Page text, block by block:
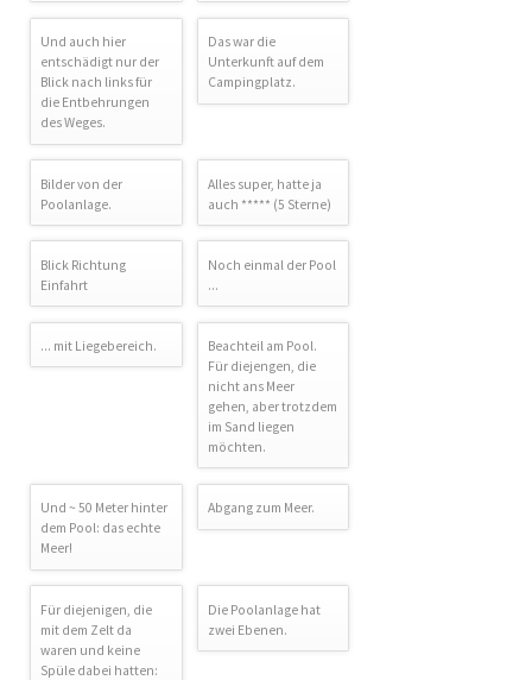
Und auch hier
entschädigt nur der
Blick nach links für
die Entbehrungen
des Weges.
Das war die
Unterkunft auf dem
Campingplatz.
Bilder von der
Poolanlage.
Alles super, hatte ja
auch ***** (5 Sterne)
Blick Richtung
Einfahrt
Noch einmal der Pool
...
... mit Liegebereich.
Beachteil am Pool.
Für diejengen, die
nicht ans Meer
gehen, aber trotzdem
im Sand liegen
möchten.
Und ~ 50 Meter hinter
dem Pool: das echte
Meer!
Abgang zum Meer.
Für diejenigen, die
mit dem Zelt da
waren und keine
Spüle dabei hatten:
Die Poolanlage hat
zwei Ebenen.